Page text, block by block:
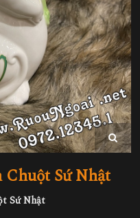
Chuột Sứ Nhật
Sứ Nhật